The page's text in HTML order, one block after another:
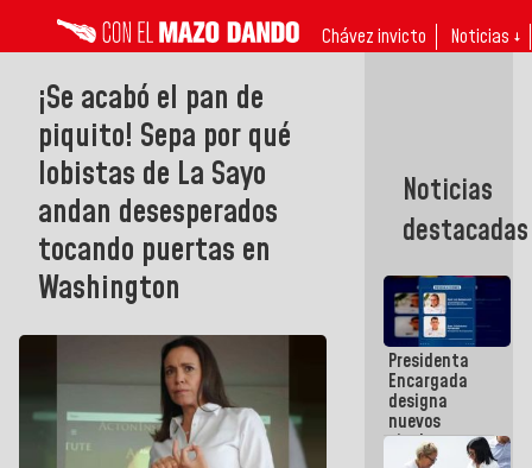
Chávez invicto Noticias ↓
¡Se acabó el pan de
piquito! Sepa por qué
lobistas de La Sayo
andan desesperados
tocando puertas en
Washington
Noticias
destacadas
Presidenta
Encargada
designa
nuevos
titulares en